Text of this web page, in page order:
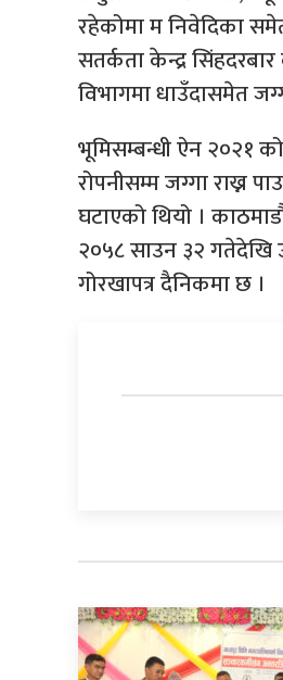
रहेकोमा म निवेदिका
सतर्कता केन्द्र
विभागमा धाउँदासमेत
भूमिसम्बन्धी ऐन २०२१
रोपनीसम्म जग्गा राख्न
घटाएको थियो ।
२०५८ साउन ३२ गतेदेखि
गोरखापत्र दैनिकमा छ ।